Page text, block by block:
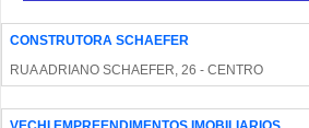
CONSTRUTORA SCHAEFER
RUA ADRIANO SCHAEFER, 26 - CENTRO